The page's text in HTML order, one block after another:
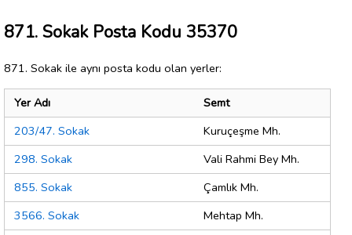
871. Sokak Posta Kodu 35370
871. Sokak ile aynı posta kodu olan yerler:
Yer Adı
Semt
203/47. Sokak
Kuruçeşme Mh.
298. Sokak
Vali Rahmi Bey Mh.
855. Sokak
Çamlık Mh.
3566. Sokak
Mehtap Mh.